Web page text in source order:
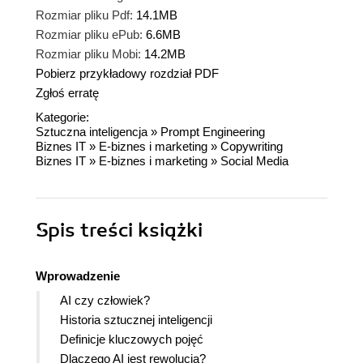
Rozmiar pliku Pdf: 14.1MB
Rozmiar pliku ePub: 6.6MB
Rozmiar pliku Mobi: 14.2MB
Pobierz przykładowy rozdział PDF
Zgłoś erratę
Kategorie:
Sztuczna inteligencja» Prompt Engineering
Biznes IT » E-biznes i marketing » Copywriting
Biznes IT » E-biznes i marketing » Social Media
Spis treści książki
Wprowadzenie
AI czy człowiek?
Historia sztucznej inteligencji
Definicje kluczowych pojęć
Dlaczego AI jest rewolucją?